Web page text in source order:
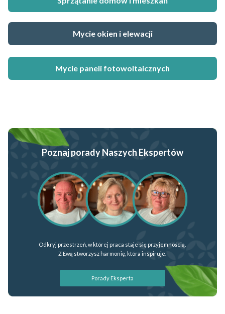
Mycie okien i elewacji
Mycie paneli fotowoltaicznych
Porady Eksperta
Odkryj przestrzeń, w której praca staje się przyjemnością.
Z Ewą stworzysz harmonię, która inspiruje.
Poznaj porady Naszych Ekspertów